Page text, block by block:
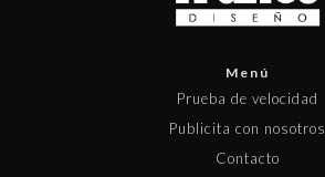
Menú
Prueba de velocidad
Publicita con nosotros
Contacto